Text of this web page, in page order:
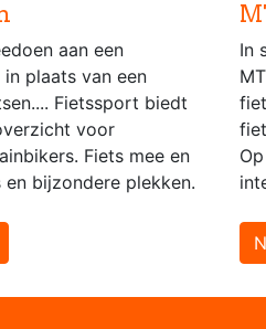
aan een
plaats van een
Fietssport biedt
voor
Fiets mee en
bijzondere plekken.
In